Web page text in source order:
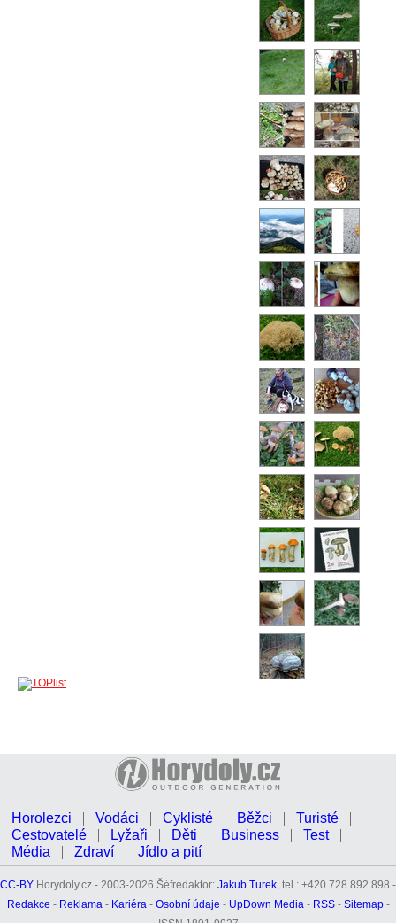
Horolezci Vodáci Cyklisté Běžci
Turisté
Cestovatelé
Lyžaři Děti Business
Test
Média
Zdraví Jídlo a pití
CC-BY Horydoly.cz - 2003-2026 Šéfredaktor: Jakub Turek, tel.: +420 728 892 898 -
Redakce - Reklama- Kariéra- Osobní údaje - UpDown Media- RSS- Sitemap-